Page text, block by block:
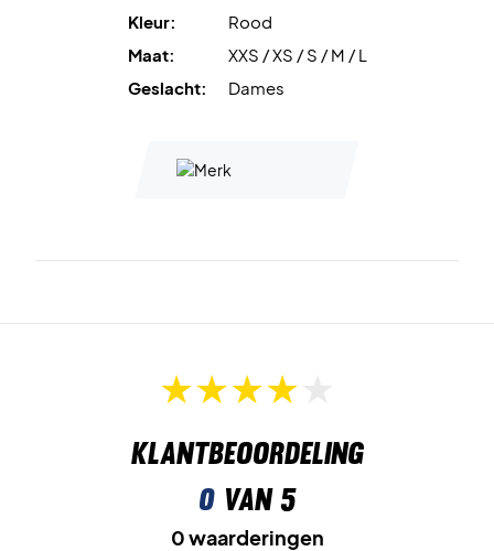
Licht en ademend materiaalzorgt voor optimaal
draagcomfort.
Kleur:
Rood
Maat:
XXS / XS / S / M / L
Geslacht:
Dames
Klantbeoordeling
0van 5
0 waarderingen